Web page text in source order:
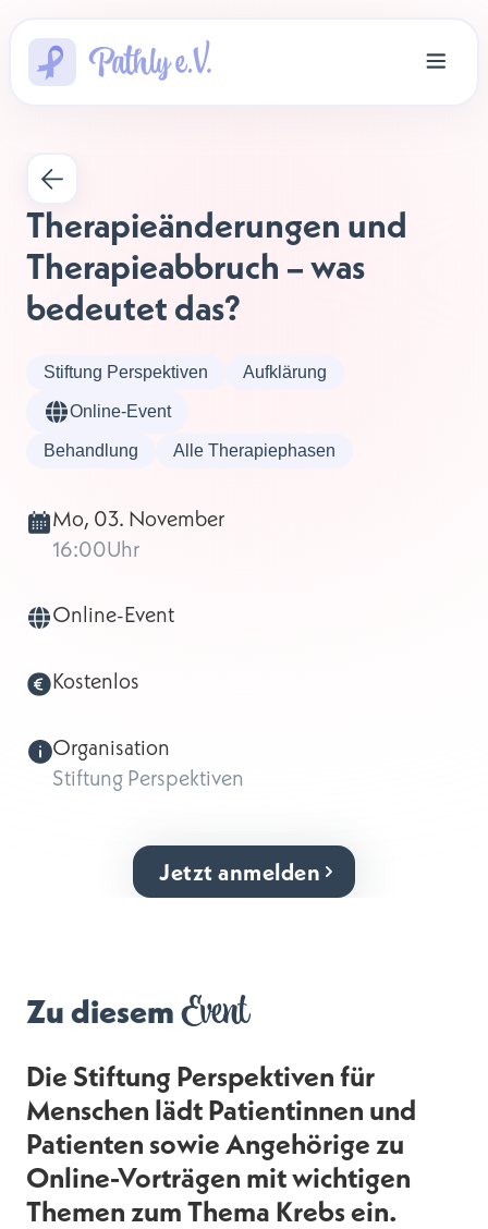
Therapieänderungen und
Therapieabbruch – was
bedeutet das?
Stiftung Perspektiven Aufklärung
Online-Event
Behandlung Alle Therapiephasen
Mo, 03. November
16:00Uhr
Online-Event
Kostenlos
Organisation
Stiftung Perspektiven
Jetzt anmelden
Zu diesemEvent
Die Stiftung Perspektiven für
Menschen lädt Patientinnen und
Patienten sowie Angehörige zu
Online-Vorträgen mit wichtigen
Themen zum Thema Krebs ein.